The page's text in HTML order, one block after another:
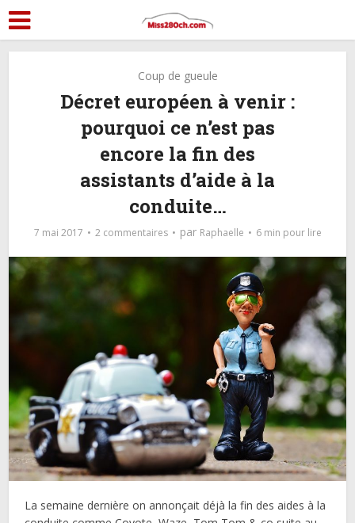
Coup de gueule
Décret européen à venir :
pourquoi ce n’est pas
encore la fin des
assistants d’aide à la
conduite…
7 mai 2017 2 commentaires par Raphaelle 6 min pour lire
La semaine dernière on annonçait déjà la fin des aides à la